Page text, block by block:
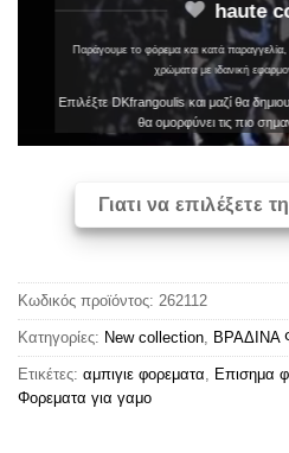
haute
Παράγουμε το φόρεμα και κατά
χρώματα με ιδανική
Επιλέξτε DKfrangoulis και μαζί θα
θα ομορφύνει τις πιο
Γιατι να επιλέξετε
Κωδικός προϊόντος: 262112
Κατηγορίες: New collection
Ετικέτες: αμπιγιε φορεματα Επισημα
Φορεματα για γαμο